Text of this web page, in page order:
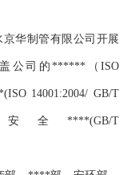
华制管有限公司开展
公司的******（ISO
14001:2004/ GB/T
全****(GB/T